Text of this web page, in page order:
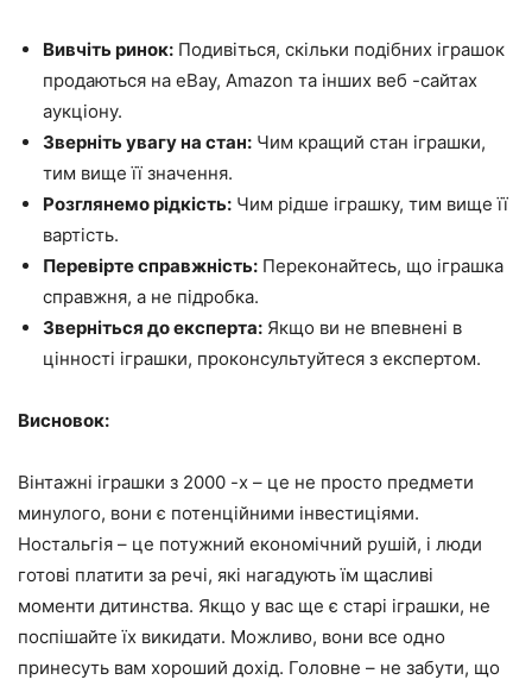
Вивчіть ринок: Подивіться, скільки подібних іграшок
продаються на eBay, Amazon та інших веб -сайтах
аукціону.
Зверніть увагу на стан: Чим кращий стан іграшки,
тим вище її значення.
Розглянемо рідкість: Чим рідше іграшку, тим вище її
вартість.
Перевірте справжність: Переконайтесь, що іграшка
справжня, а не підробка.
Зверніться до експерта: Якщо ви не впевнені в
цінності іграшки, проконсультуйтеся з експертом.
Висновок:
Вінтажні іграшки з 2000 -х – це не просто предмети
минулого, вони є потенційними інвестиціями.
Ностальгія – це потужний економічний рушій, і люди
готові платити за речі, які нагадують їм щасливі
моменти дитинства. Якщо у вас ще є старі іграшки, не
поспішайте їх викидати. Можливо, вони все одно
принесуть вам хороший дохід. Головне – не забути, що